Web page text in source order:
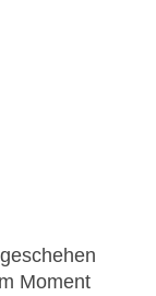
Moment